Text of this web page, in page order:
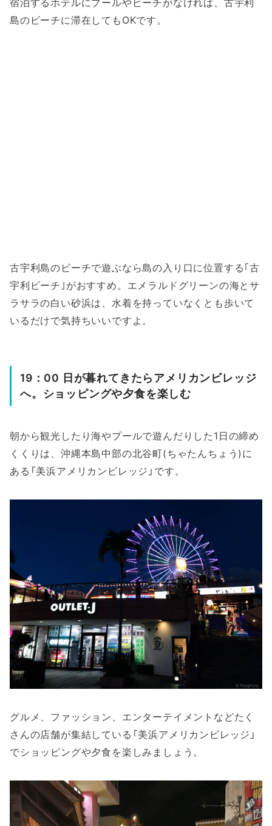
島のビーチに滞在してもOKです。
古宇利島のビーチで遊ぶなら島の入り口に位置する｢古
宇利ビーチ｣がおすすめ。エメラルドグリーンの海とサ
ラサラの白い砂浜は、水着を持っていなくとも歩いて
いるだけで気持ちいいですよ。
19：00 日が暮れてきたらアメリカンビレッジ
へ。ショッピングや夕食を楽しむ
朝から観光したり海やプールで遊んだりした1日の締め
くくりは、沖縄本島中部の北谷町(ちゃたんちょう)に
ある「美浜アメリカンビレッジ」です。
グルメ、ファッション、エンターテイメントなどたく
さんの店舗が集結している「美浜アメリカンビレッジ」
でショッピングや夕食を楽しみましょう。